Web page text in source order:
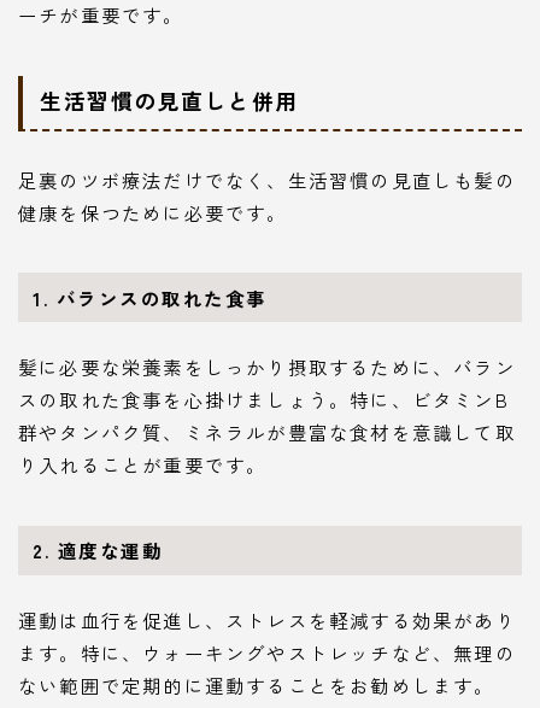
ーチが重要です。
生活習慣の見直しと併用
足裏のツボ療法だけでなく、生活習慣の見直しも髪の
健康を保つために必要です。
1. バランスの取れた食事
髪に必要な栄養素をしっかり摂取するために、バラン
スの取れた食事を心掛けましょう。特に、ビタミンB
群やタンパク質、ミネラルが豊富な食材を意識して取
り入れることが重要です。
2. 適度な運動
運動は血行を促進し、ストレスを軽減する効果があり
ます。特に、ウォーキングやストレッチなど、無理の
ない範囲で定期的に運動することをお勧めします。